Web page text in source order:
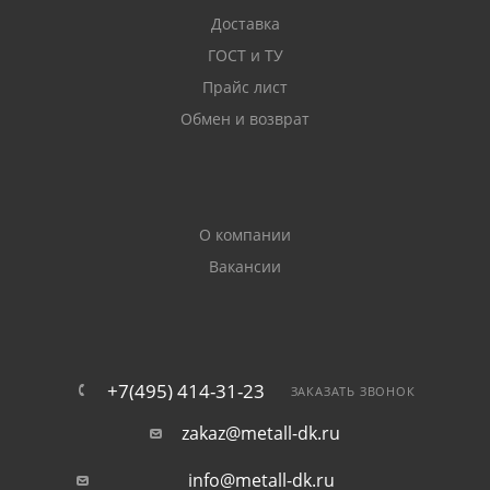
трубопроводов, эксплуатируемых в условиях
повышенной влажности. Защитный слой
продлевает срок службы таких фитингов и
увеличивает стойкость к сквозной коррозии.
телефону или через чат. Обращайтесь.
Доставка
ГОСТ и ТУ
Прайс лист
Обмен и возврат
О компании
Вакансии
+7(495) 414-31-23 ЗАКАЗАТЬ ЗВОНОК
zakaz@metall-dk.ru
info@metall-dk.ru